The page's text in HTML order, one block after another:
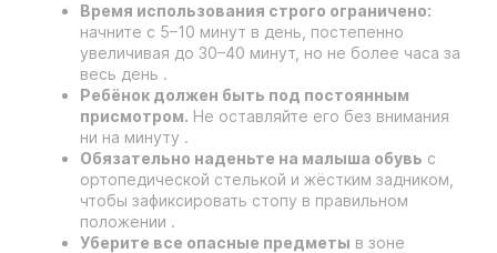
Время использования строго ограничено:
начните с 5–10 минут в день, постепенно
увеличивая до 30–40 минут, но не более часа за
весь день .
Ребёнок должен быть под постоянным
присмотром. Не оставляйте его без внимания
ни на минуту .
Обязательно наденьте на малыша обувь с
ортопедической стелькой и жёстким задником,
чтобы зафиксировать стопу в правильном
положении .
Уберите все опасные предметы в зоне